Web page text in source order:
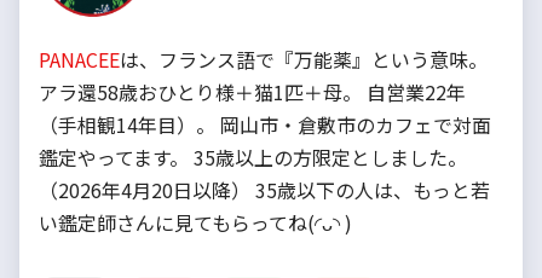
PANACEEは、フランス語で『万能薬』という意味。
アラ還58歳おひとり様＋猫1匹＋母。 自営業22年
（手相観14年目）。 岡山市・倉敷市のカフェで対面
鑑定やってます。 35歳以上の方限定としました。
（2026年4月20日以降） 35歳以下の人は、もっと若
い鑑定師さんに見てもらってね(◜ᴗ◝ )